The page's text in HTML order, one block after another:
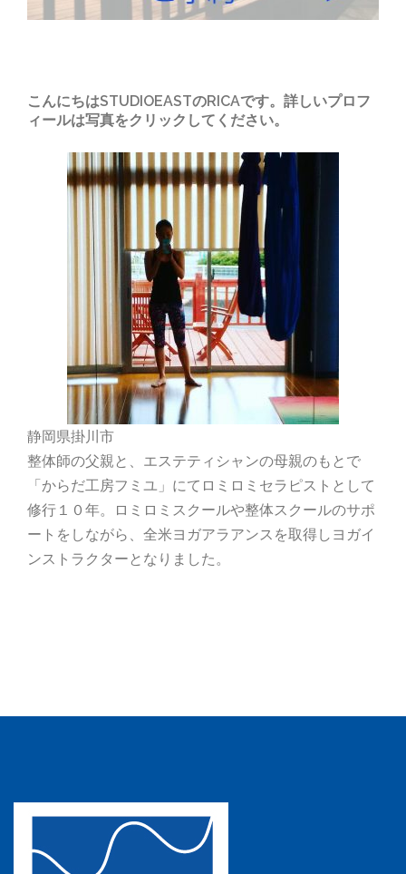
こんにちはSTUDIOEASTのRICAです。詳しいプロフ
ィールは写真をクリックしてください。
静岡県掛川市
整体師の父親と、エステティシャンの母親のもとで
「からだ工房フミユ」にてロミロミセラピストとして
修行１０年。ロミロミスクールや整体スクールのサポ
ートをしながら、全米ヨガアラアンスを取得しヨガイ
ンストラクターとなりました。